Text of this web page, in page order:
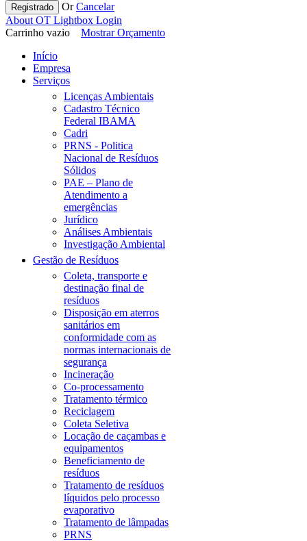
Registrado OrCancelar
About OT Lightbox Login
Carrinho vazio
Mostrar Orçamento
Início
Empresa
Serviços
Licenças Ambientais
Cadastro Técnico
Federal IBAMA
Cadri
PRNS - Politica
Nacional de Resíduos
Sólidos
PAE – Plano de
Atendimento a
emergências
Jurídico
Análises Ambientais
Investigação Ambiental
Gestão de Resíduos
Coleta, transporte e
destinação final de
resíduos
Disposição em aterros
sanitários em
conformidade com as
normas internacionais de
segurança
Incineração
Co-processamento
Tratamento térmico
Reciclagem
Coleta Seletiva
Locação de caçambas e
equipamentos
Beneficiamento de
resíduos
Tratamento de resíduos
líquidos pelo processo
evaporativo
Tratamento de lâmpadas
PRNS